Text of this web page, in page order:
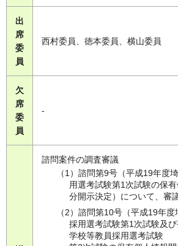
出
席
委
員
西村委員、徳本委員、横山委員
欠
席
委
員
-
諮問案件の調査審議
（1）諮問第9号（平成19年度
用選考試験第1次試験の保
分開示決定）について、審
（2）諮問第10号（平成19年
採用選考試験第1次試験及
学校等教員採用選考試験